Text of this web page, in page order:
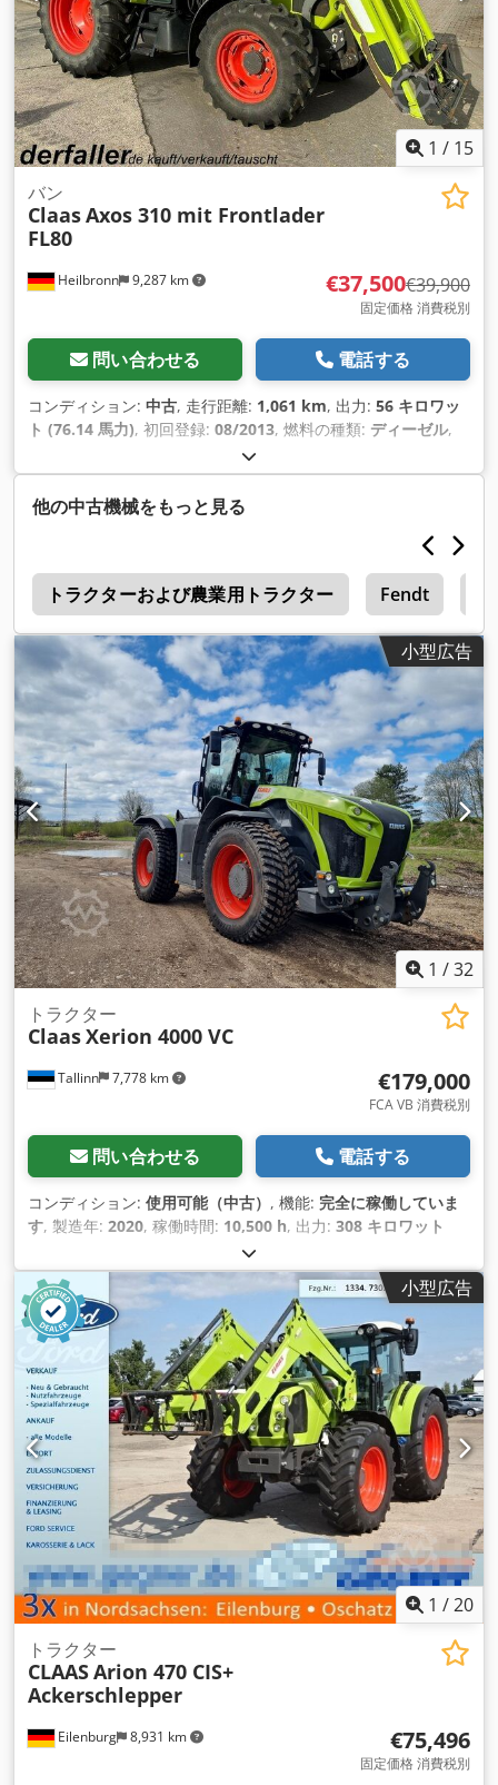
1 / 15
Heilbronn 9,287 km
バン
ClaasAxos 310 mit Frontlader
FL80
€37,500€39,900
固定価格 消費税別
問い合わせる 電話する
コンディション: 中古, 走行距離: 1,061 km, 出力: 56 キロワッ
ト (76.14 馬力), 初回登録: 08/2013, 燃料の種類: ディーゼル,
7,500 kg（キログラム）
サスペンション:その他, 座席数:2, 稼働時間:1,061 h, 装備:キ
ャビン, 全輪駆動,
他の中古機械をもっと見る
トラクターおよび農業用トラクター Fendt
小型広告
1 /32
Tallinn 7,778 km
トラクター
ClaasXerion 4000 VC
€179,000
FCA VB 消費税別
問い合わせる 電話する
コンディション: 使用可能（中古） , 機能: 完全に稼働していま
す, 製造年: 2020, 稼働時間: 10,500 h, 出力: 308 キロワット
, エンジンメーカー:
最高速度:50 km/h, 初回登録:08/2026, 次回検査（TÜV）:
08/2026, 色: 緑色, 総重量:18,000 kg（キログラム） , フロント
タイヤサイズ:
710/75 R42, 後輪タイヤサイズ:710/75 R42
高:3,941 mm, 全長:7,593 mm, 機械／車両番号:
WCLT7830078300894, 装備:エアコン, キャビン, フロント
PTO（パワーテイクオフ）, フロントエンドローダー, 油圧, 照
明, 追加ヘッドライト,
小型広告
1 /20
Eilenburg 8,931 km
トラクター
CLAASArion 470 CIS+
Ackerschlepper
€75,496
固定価格 消費税別